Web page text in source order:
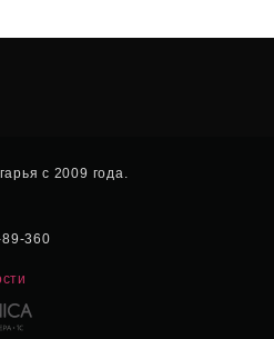
с 2009 года.
360